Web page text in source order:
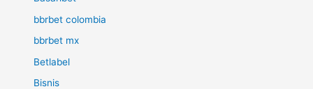
bbrbet colombia
bbrbet mx
Betlabel
Bisnis